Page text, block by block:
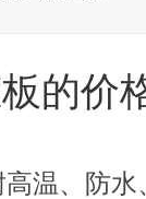
的价
温、防